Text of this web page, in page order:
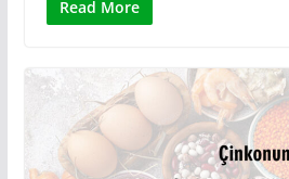
Read More